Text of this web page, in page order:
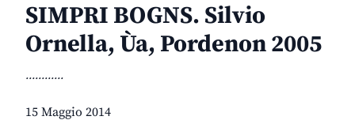
SIMPRI BOGNS. Silvio
Ornella, Ùa, Pordenon 2005
............
15 Maggio 2014